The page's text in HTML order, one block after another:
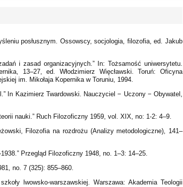
posłusznym. Ossowscy, socjologia, filozofia, ed. Jakub
i zasad organizacyjnych.” In: Tożsamość uniwersytetu.
13–27, ed. Włodzimierz Więcławski. Toruń: Oficyna
im. Mikołaja Kopernika w Toruniu, 1994.
In Kazimierz Twardowski. Nauczyciel − Uczony − Obywatel,
nauki.” Ruch Filozoficzny 1959, vol. XIX, no: 1-2: 4–9.
Filozofia na rozdrożu (Analizy metodologiczne), 141–
Przegląd Filozoficzny 1948, no. 1–3: 14–25.
no. 7 (325): 855–860.
lwowsko-warszawskiej. Warszawa: Akademia Teologii